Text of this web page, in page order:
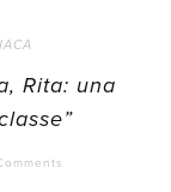
Rita: una